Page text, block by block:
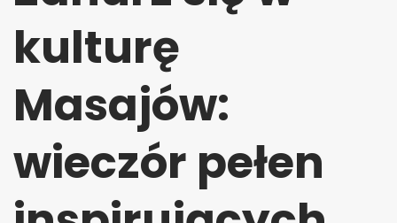
kulturę
Masajów:
wieczór pełen